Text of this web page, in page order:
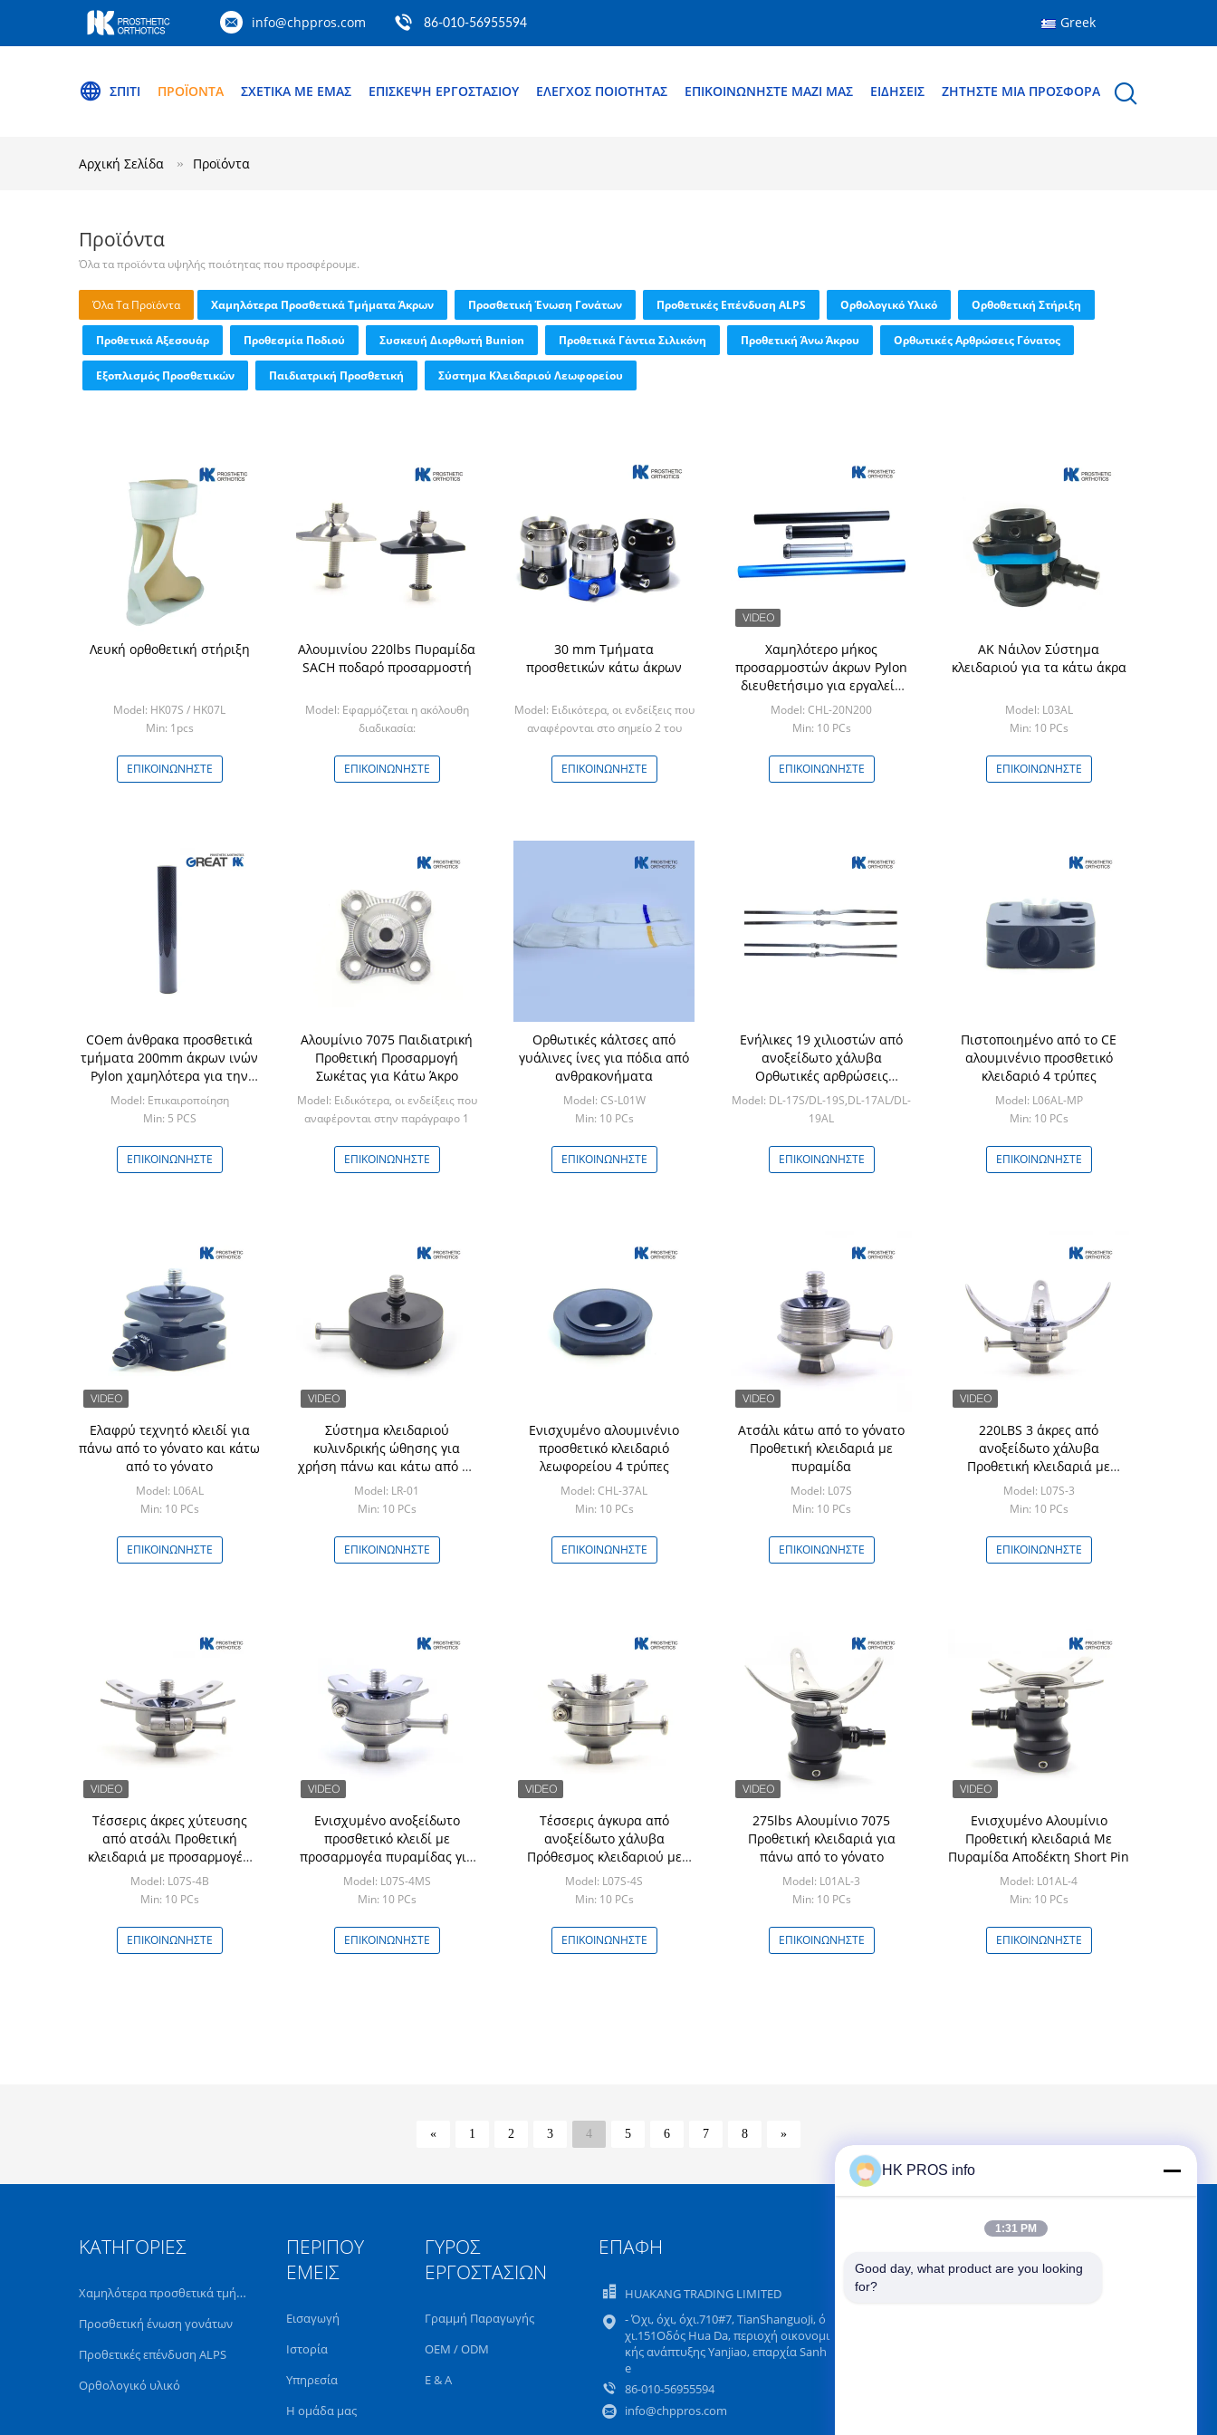
info@chppros.com 86-010-56955594 Greek
ΣΠΊΤΙ ΠΡΟΪΌΝΤΑ ΣΧΕΤΙΚΆ ΜΕ ΕΜΆΣ ΕΠΙΣΚΕΨΉ ΕΡΓΟΣΤΑΣΊΟΥ ΈΛΕΓΧΟΣ ΠΟΙΌΤΗΤΑΣ ΕΠΙΚΟΙΝΩΝΉΣΤΕ ΜΑΖΊ ΜΑΣ ΕΙΔΉΣΕΙΣ ΖΗΤΉΣΤΕ ΜΙΑ ΠΡΟΣΦΟΡΆ
Αρχική Σελίδα Προϊόντα
Προϊόντα
Όλα τα προϊόντα υψηλής ποιότητας που προσφέρουμε.
Όλα Τα Προϊόντα Χαμηλότερα Προσθετικά Τμήματα Άκρων Προσθετική Ένωση Γονάτων Προθετικές Επένδυση ALPS Ορθολογικό Υλικό Ορθοθετική Στήριξη
Προθετικά Αξεσουάρ Προθεσμία Ποδιού Συσκευή Διορθωτή Bunion Προθετικά Γάντια Σιλικόνη Προθετική Άνω Άκρου Ορθωτικές Αρθρώσεις Γόνατος
Εξοπλισμός Προσθετικών Παιδιατρική Προσθετική Σύστημα Κλειδαριού Λεωφορείου
Λευκή ορθοθετική στήριξη
Model: HK07S / HK07L
Min: 1pcs
ΕΠΙΚΟΙΝΩΝΉΣΤΕ
Αλουμινίου 220lbs Πυραμίδα
SACH ποδαρό προσαρμοστή
Model: Εφαρμόζεται η ακόλουθη
διαδικασία:
ΕΠΙΚΟΙΝΩΝΉΣΤΕ
30 mm Τμήματα
προσθετικών κάτω άκρων
Model: Ειδικότερα, οι ενδείξεις που
αναφέρονται στο σημείο 2 του
ισχύουν γι
Min: 5 PCS
ΕΠΙΚΟΙΝΩΝΉΣΤΕ
Χαμηλότερο μήκος
προσαρμοστών άκρων Pylon
διευθετήσιμο για εργαλεία
συναρμολογήσεων
προσθετικής 30mm τα Pylon
Model: CHL-20N200
Min: 10 PCs
ΕΠΙΚΟΙΝΩΝΉΣΤΕ
ΑΚ Νάιλον Σύστημα
κλειδαριού για τα κάτω άκρα
Model: L03AL
Min: 10 PCs
ΕΠΙΚΟΙΝΩΝΉΣΤΕ
COem άνθρακα προσθετικά
τμήματα 200mm άκρων ινών
Pylon χαμηλότερα για την
πρόσθεση
Model: Επικαιροποίηση
Min: 5 PCS
ΕΠΙΚΟΙΝΩΝΉΣΤΕ
Αλουμίνιο 7075 Παιδιατρική
Προθετική Προσαρμογή
Σωκέτας για Κάτω Άκρο
Model: Ειδικότερα, οι ενδείξεις που
αναφέρονται στην παράγραφο 1
Min: 10PCS
ΕΠΙΚΟΙΝΩΝΉΣΤΕ
Ορθωτικές κάλτσες από
γυάλινες ίνες για πόδια από
ανθρακονήματα
Model: CS-L01W
Min: 10 PCs
ΕΠΙΚΟΙΝΩΝΉΣΤΕ
Ενήλικες 19 χιλιοστών από
ανοξείδωτο χάλυβα
Ορθωτικές αρθρώσεις
γόνατος
Model: DL-17S/DL-19S,DL-17AL/DL-
19AL
ΕΠΙΚΟΙΝΩΝΉΣΤΕ
Πιστοποιημένο από το CE
αλουμινένιο προσθετικό
κλειδαριό 4 τρύπες
Model: L06AL-MP
Min: 10 PCs
ΕΠΙΚΟΙΝΩΝΉΣΤΕ
Ελαφρύ τεχνητό κλειδί για
πάνω από το γόνατο και κάτω
από το γόνατο
Model: L06AL
Min: 10 PCs
ΕΠΙΚΟΙΝΩΝΉΣΤΕ
Σύστημα κλειδαριού
κυλινδρικής ώθησης για
χρήση πάνω και κάτω από το
γόνατο
Model: LR-01
Min: 10 PCs
ΕΠΙΚΟΙΝΩΝΉΣΤΕ
Ενισχυμένο αλουμινένιο
προσθετικό κλειδαριό
λεωφορείου 4 τρύπες
Model: CHL-37AL
Min: 10 PCs
ΕΠΙΚΟΙΝΩΝΉΣΤΕ
Ατσάλι κάτω από το γόνατο
Προθετική κλειδαριά με
πυραμίδα
Model: L07S
Min: 10 PCs
ΕΠΙΚΟΙΝΩΝΉΣΤΕ
220LBS 3 άκρες από
ανοξείδωτο χάλυβα
Προθετική κλειδαριά με
πυραμίδα
Model: L07S-3
Min: 10 PCs
ΕΠΙΚΟΙΝΩΝΉΣΤΕ
Τέσσερις άκρες χύτευσης
από ατσάλι Προθετική
κλειδαριά με προσαρμογέα
πυραμίδας και σύντομη
καρφίτσα
Model: L07S-4B
Min: 10 PCs
ΕΠΙΚΟΙΝΩΝΉΣΤΕ
Ενισχυμένο ανοξείδωτο
προσθετικό κλειδί με
προσαρμογέα πυραμίδας για
χρήση κάτω από το γόνατο
Model: L07S-4MS
Min: 10 PCs
ΕΠΙΚΟΙΝΩΝΉΣΤΕ
Τέσσερις άγκυρα από
ανοξείδωτο χάλυβα
Πρόθεσμος κλειδαριού με
προσαρμογέα πυραμίδας για
χρήση κάτω από το γόνατο
Model: L07S-4S
Min: 10 PCs
ΕΠΙΚΟΙΝΩΝΉΣΤΕ
275lbs Αλουμίνιο 7075
Προθετική κλειδαριά για
πάνω από το γόνατο
Model: L01AL-3
Min: 10 PCs
ΕΠΙΚΟΙΝΩΝΉΣΤΕ
Ενισχυμένο Αλουμίνιο
Προθετική κλειδαριά Με
Πυραμίδα Αποδέκτη Short Pin
Model: L01AL-4
Min: 10 PCs
ΕΠΙΚΟΙΝΩΝΉΣΤΕ
« 1 2 3 4 5 6 7 8 »
ΚΑΤΗΓΟΡΊΕΣ
Χαμηλότερα προσθετικά τμήματα άκρων
Προσθετική ένωση γονάτων
Προθετικές επένδυση ALPS
Ορθολογικό υλικό
ΠΕΡΊΠΟΥ
ΕΜΕΊΣ
Εισαγωγή
Ιστορία
Υπηρεσία
Η ομάδα μας
ΓΎΡΟΣ
ΕΡΓΟΣΤΑΣΊΩΝ
Γραμμή Παραγωγής
OEM / ODM
Ε & Α
ΕΠΑΦΉ
HUAKANG TRADING LIMITED
- Όχι, όχι, όχι.710#7, TianShanguoJi, ό
χι.151Οδός Hua Da, περιοχή οικονομι
κής ανάπτυξης Yanjiao, επαρχία Sanh
e
86-010-56955594
info@chppros.com
HK PROS info
1:31 PM
Good day, what product are you looking
for?